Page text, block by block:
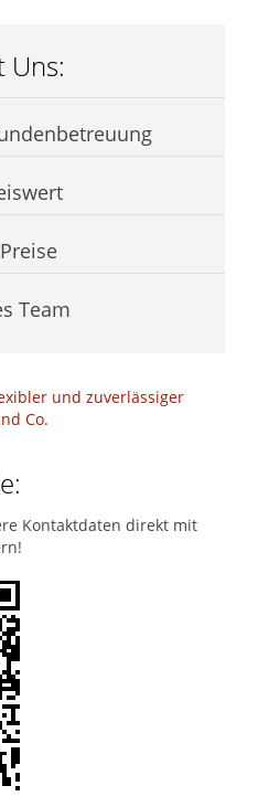
Uns:
Team
und zuverlässiger
Co.
Kontaktdaten direkt mit